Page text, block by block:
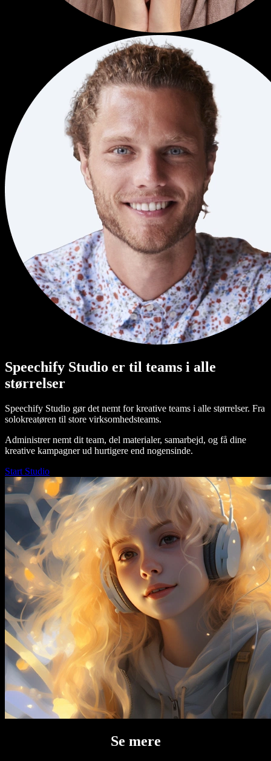
Speechify Studio er til teams i alle
størrelser
Speechify Studio gør det nemt for kreative teams i alle størrelser. Fra
solokreatøren til store virksomhedsteams.
Administrer nemt dit team, del materialer, samarbejd, og få dine
kreative kampagner ud hurtigere end nogensinde.
Start Studio
Se mere